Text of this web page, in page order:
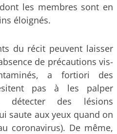
les membres sont en
éloignés.
du récit peuvent laisser
de précautions vis-
a fortiori des
pas à les palper
détecter des lésions
saute aux yeux quand on
coronavirus). De même,